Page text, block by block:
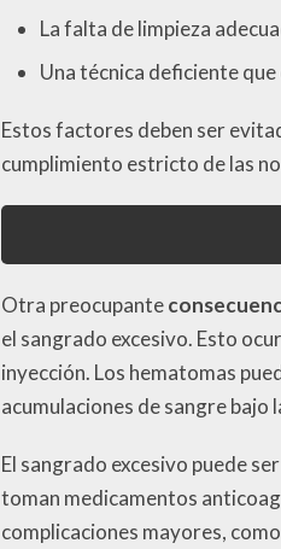
La falta de limpieza
Una técnica deficiente
Estos factores deben ser
cumplimiento estricto de las
Otra preocupante
el sangrado excesivo. Esto
inyección. Los hematomas
acumulaciones de sangre bajo
El sangrado excesivo puede
toman medicamentos
complicaciones mayores,